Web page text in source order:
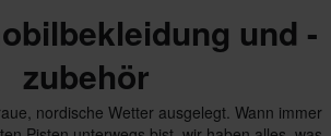
und -
zubehör
nordische Wetter ausgelegt. Wann immer